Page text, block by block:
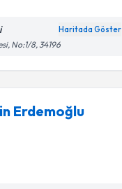
Haritada Göster
No:1/8, 34196
Erdemoğlu